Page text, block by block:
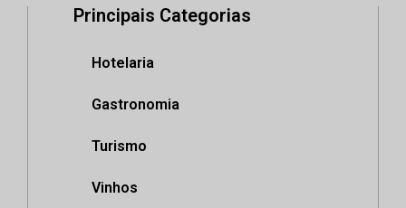
Principais Categorias
Hotelaria
Gastronomia
Turismo
Vinhos